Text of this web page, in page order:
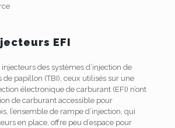
EFI
des systèmes d’injection de
papillon (TBI), ceux utilisés sur une
électronique de carburant (EFI) n’ont
de carburant accessible pour
l’ensemble de rampe d’injection, qui
en place, offre peu d’espace pour